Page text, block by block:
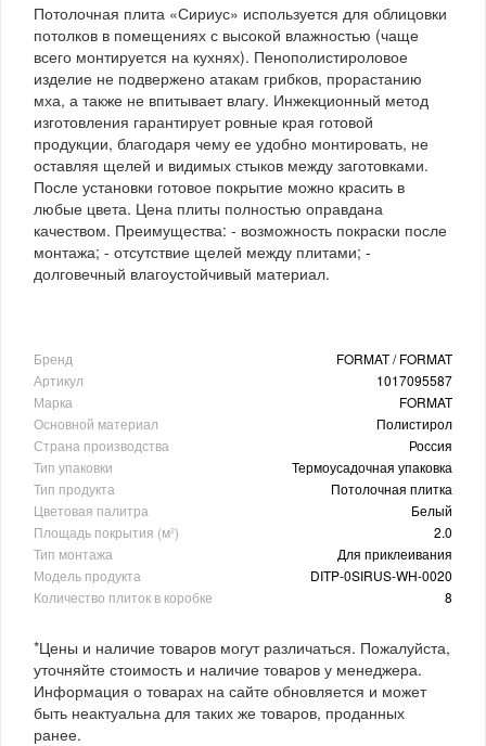
Потолочная плита «Сириус» используется для облицовки
потолков в помещениях с высокой влажностью (чаще
всего монтируется на кухнях). Пенополистироловое
изделие не подвержено атакам грибков, прорастанию
мха, а также не впитывает влагу. Инжекционный метод
изготовления гарантирует ровные края готовой
продукции, благодаря чему ее удобно монтировать, не
оставляя щелей и видимых стыков между заготовками.
После установки готовое покрытие можно красить в
любые цвета. Цена плиты полностью оправдана
качеством. Преимущества: - возможность покраски после
монтажа; - отсутствие щелей между плитами; -
долговечный влагоустойчивый материал.
Бренд
FORMAT / FORMAT
Артикул
1017095587
Марка
FORMAT
Основной материал
Полистирол
Страна производства
Россия
Тип упаковки
Термоусадочная упаковка
Тип продукта
Потолочная плитка
Цветовая палитра
Белый
Площадь покрытия (м²)
2.0
Тип монтажа
Для приклеивания
Модель продукта
DITP-0SIRUS-WH-0020
Количество плиток в коробке
8
*Цены и наличие товаров могут различаться. Пожалуйста,
уточняйте стоимость и наличие товаров у менеджера.
Информация о товарах на сайте обновляется и может
быть неактуальна для таких же товаров, проданных
ранее.